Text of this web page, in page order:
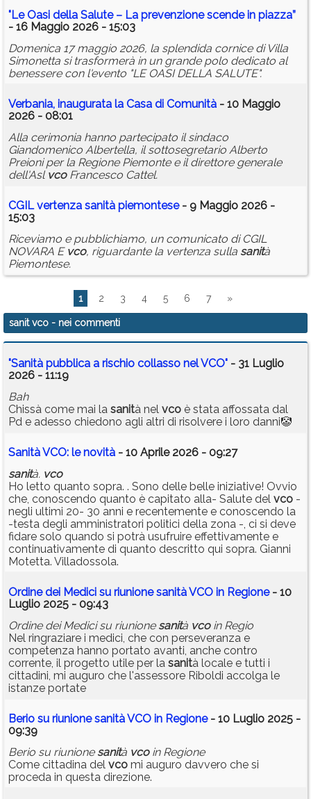
"Le Oasi della Salute – La prevenzione scende in piazza”
- 16 Maggio 2026 - 15:03
Domenica 17 maggio 2026, la splendida cornice di Villa
Simonetta si trasformerà in un grande polo dedicato al
benessere con l'evento "LE OASI DELLA SALUTE".
Verbania, inaugurata la Casa di Comunità - 10 Maggio
2026 - 08:01
Alla cerimonia hanno partecipato il sindaco
Giandomenico Albertella, il sottosegretario Alberto
Preioni per la Regione Piemonte e il direttore generale
dell'Asl vcoFrancesco Cattel.
CGIL vertenza sanità piemontese- 9 Maggio 2026 -
15:03
Riceviamo e pubblichiamo, un comunicato di CGIL
NOVARA E vco, riguardante la vertenza sulla sanità
Piemontese.
1 2 3 4 5 6 7 »
sanit vco - nei commenti
"Sanità pubblica a rischio collasso nel VCO" - 31 Luglio
2026 - 11:19
Bah
Chissà come mai la sanità nel vco è stata affossata dal
Pd e adesso chiedono agli altri di risolvere i loro danni🤡
Sanità VCO: le novità - 10 Aprile 2026 - 09:27
sanità. vco
Ho letto quanto sopra. . Sono delle belle iniziative! Ovvio
che, conoscendo quanto è capitato alla- Salute del vco -
negli ultimi 20- 30 anni e recentemente e conoscendo la
-testa degli amministratori politici della zona -, ci si deve
fidare solo quando si potrà usufruire effettivamente e
continuativamente di quanto descritto qui sopra. Gianni
Motetta. Villadossola.
Ordine dei Medici su riunione sanità VCO in Regione- 10
Luglio 2025 - 09:43
Ordine dei Medici su riunione sanità vcoin Regio
Nel ringraziare i medici, che con perseveranza e
competenza hanno portato avanti, anche contro
corrente, il progetto utile per la sanità locale e tutti i
cittadini, mi auguro che l'assessore Riboldi accolga le
istanze portate
Berio su riunione sanità VCO in Regione- 10 Luglio 2025 -
09:39
Berio su riunione sanità vcoin Regione
Come cittadina del vco mi auguro davvero che si
proceda in questa direzione.